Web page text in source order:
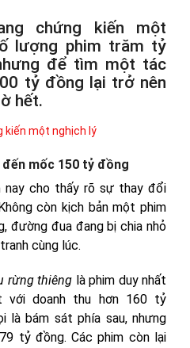
chứng kiến một
lượng phim trăm tỷ
để tìm một tác
tỷ đồng lại trở nên
hết.
kiến một nghịch lý
mốc 150 tỷ đồng
nay cho thấy rõ sự thay đổi
còn kịch bản một phim
đường đua đang bị chia nhỏ
cùng lúc.
rừng thiêng là phim duy nhất
doanh thu hơn 160 tỷ
là bám sát phía sau, nhưng
tỷ đồng. Các phim còn lại